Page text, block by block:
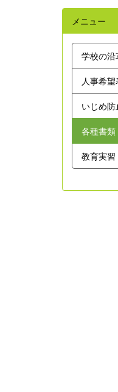
メニュー
学校の沿
人事希
いじめ
各種書類
教育実